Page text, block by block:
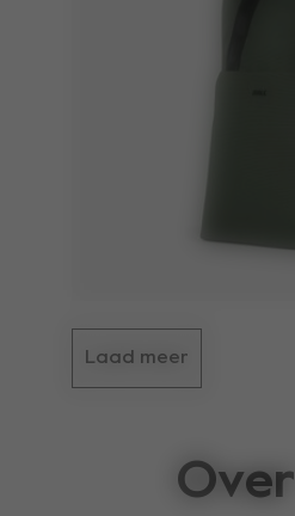
Laad meer
Over